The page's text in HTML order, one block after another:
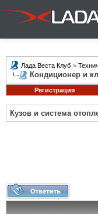
Лада Веста Клуб >
Кондиционер и
Регистрация
Кузов и система